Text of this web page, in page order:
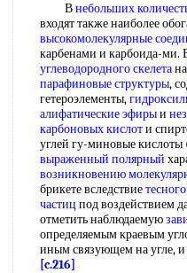
Внебольших
входят также наиболее
высокомолекулярные
карбенами и карбоида-ми.
углеводородного скелета
парафиновые структуры,
гетероэлементы,
алифатические эфирыи
карбоновых кислоти
углей гу-миновые
выраженный полярный
возникновению
брикете вследствие
частиц под воздействием
отметить наблюдаемую
определяемым краевым
иным связующем на угле,
[c.216]